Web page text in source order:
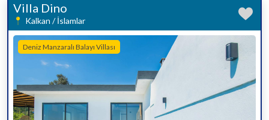
Villa Dino
Kalkan / İslamlar
Deniz Manzaralı Balayı Villası